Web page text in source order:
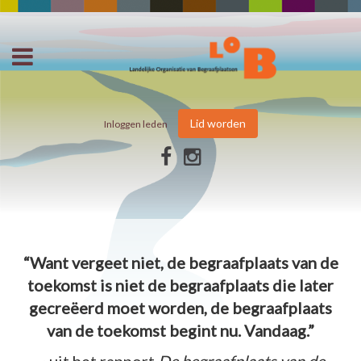
Inloggen leden Lid worden
“Want vergeet niet, de begraafplaats van de
toekomst is niet de begraafplaats die later
gecreëerd moet worden, de begraafplaats
van de toekomst begint nu. Vandaag.”